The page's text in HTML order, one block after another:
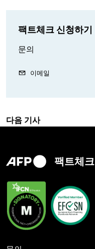
팩트체크 신청하기
문의
이메일
다음 기사
팩트체크